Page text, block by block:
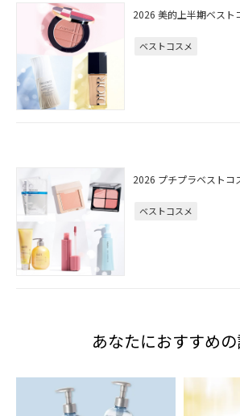
2026 美的上半期ベスト
ベストコスメ
2026 プチプラベストコ
ベストコスメ
あなたにおすすめ